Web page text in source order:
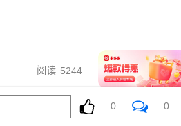
阅读 5244 08-03
市早苗又作妖！特高课卷土重
0 0